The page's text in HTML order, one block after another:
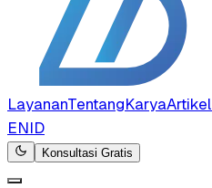
LayananTentangKaryaArtikel
ENID
Konsultasi Gratis